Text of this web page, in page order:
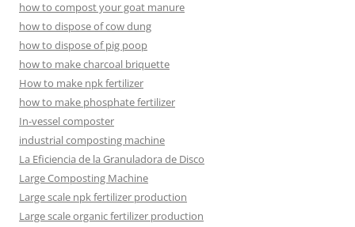
how to compost your goat manure
how to dispose of cow dung
how to dispose of pig poop
how to make charcoal briquette
How to make npk fertilizer
how to make phosphate fertilizer
In-vessel composter
industrial composting machine
La Eficiencia de la Granuladora de Disco
Large Composting Machine
Large scale npk fertilizer production
Large scale organic fertilizer production